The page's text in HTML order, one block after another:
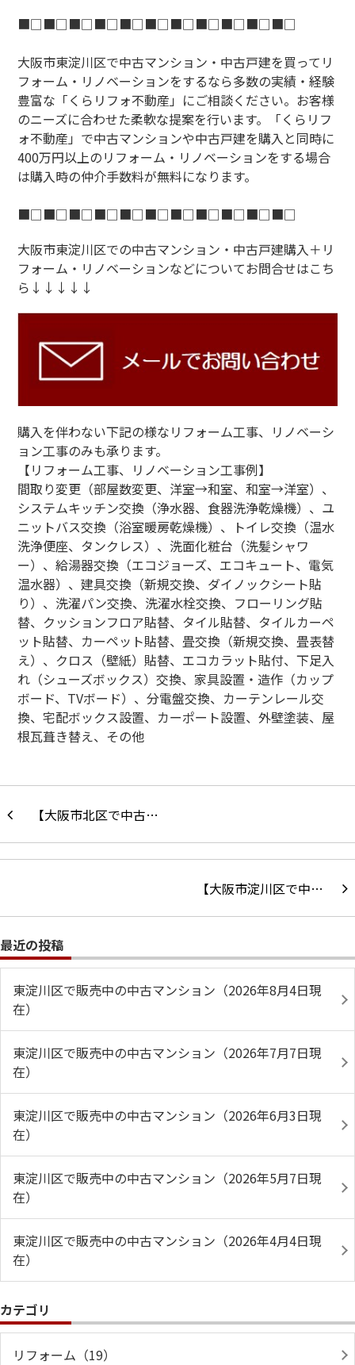
■□■□■□■□■□■□■□■□■□■□■□
大阪市東淀川区で中古マンション・中古戸建を買ってリ
フォーム・リノベーションをするなら多数の実績・経験
豊富な「くらリフォ不動産」にご相談ください。お客様
のニーズに合わせた柔軟な提案を行います。「くらリフ
ォ不動産」で中古マンションや中古戸建を購入と同時に
400万円以上のリフォーム・リノベーションをする場合
は購入時の仲介手数料が無料になります。
■□■□■□■□■□■□■□■□■□■□■□
大阪市東淀川区での中古マンション・中古戸建購入＋リ
フォーム・リノベーションなどについてお問合せはこち
ら↓↓↓↓↓
購入を伴わない下記の様なリフォーム工事、リノベーシ
ョン工事のみも承ります。
【リフォーム工事、リノベーション工事例】
間取り変更（部屋数変更、洋室→和室、和室→洋室）、
システムキッチン交換（浄水器、食器洗浄乾燥機）、ユ
ニットバス交換（浴室暖房乾燥機）、トイレ交換（温水
洗浄便座、タンクレス）、洗面化粧台（洗髪シャワ
ー）、給湯器交換（エコジョーズ、エコキュート、電気
温水器）、建具交換（新規交換、ダイノックシート貼
り）、洗濯パン交換、洗濯水栓交換、フローリング貼
替、クッションフロア貼替、タイル貼替、タイルカーペ
ット貼替、カーペット貼替、畳交換（新規交換、畳表替
え）、クロス（壁紙）貼替、エコカラット貼付、下足入
れ（シューズボックス）交換、家具設置・造作（カップ
ボード、 TVボード）、分電盤交換、カーテンレール交
換、宅配ボックス設置、カーポート設置、外壁塗装、屋
根瓦葺き替え、その他
【大阪市北区で中古…
【大阪市淀川区で中…
最近の投稿
東淀川区で販売中の中古マンション（2026年8月4日現
在）
東淀川区で販売中の中古マンション（2026年7月7日現
在）
東淀川区で販売中の中古マンション（2026年6月3日現
在）
東淀川区で販売中の中古マンション（2026年5月7日現
在）
東淀川区で販売中の中古マンション（2026年4月4日現
在）
カテゴリ
リフォーム（19）